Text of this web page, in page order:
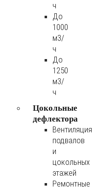
ч
До
1000
м3/
ч
До
1250
м3/
ч
Цокольные
дефлектора
Вентиляция
подвалов
и
цокольных
этажей
Ремонтные